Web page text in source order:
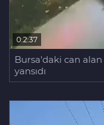
0:2:37
Bursa'daki can
yansıdı